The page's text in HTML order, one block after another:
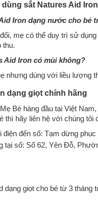
sắt Natures Aid
Iron dạng nước cho bé
mẹ có thể duy trì sử
thu.
Aid Iron có mùi không?
nhưng dùng với liều lượng
dạng giọt chính hãng
Bé hàng đầu tại Việt
thì hãy liên hệ với chúng
điện đến số: Tạm dừng
tại số: Số 62, Yên Đỗ,
dạng giọt cho bé từ 3 tháng